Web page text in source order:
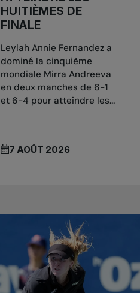
HUITIÈMES DE
FINALE
Leylah Annie Fernandez a
dominé la cinquième
mondiale Mirra Andreeva
en deux manches de 6-1
et 6-4 pour atteindre les...
7 AOÛT 2026